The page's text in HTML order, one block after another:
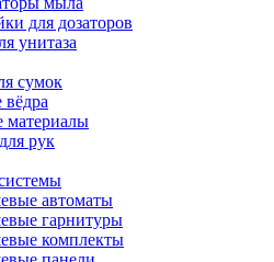
для дозаторов
унитаза
сумок
материалы
рук
автоматы
гарнитуры
комплекты